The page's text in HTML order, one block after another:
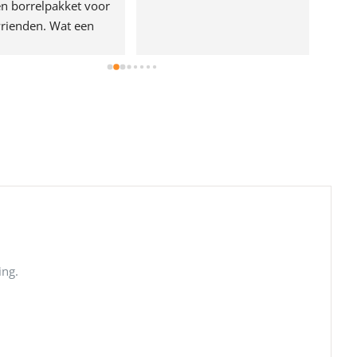
borrelpakket voor
Wat een